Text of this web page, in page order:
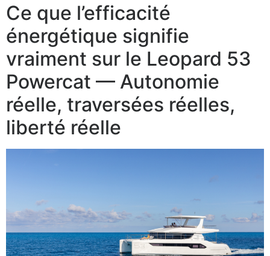
Ce que l’efficacité
énergétique signifie
vraiment sur le Leopard 53
Powercat — Autonomie
réelle, traversées réelles,
liberté réelle